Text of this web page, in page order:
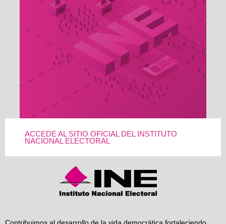
ACCEDE AL SITIO OFICIAL DEL INSTITUTO
NACIONAL ELECTORAL